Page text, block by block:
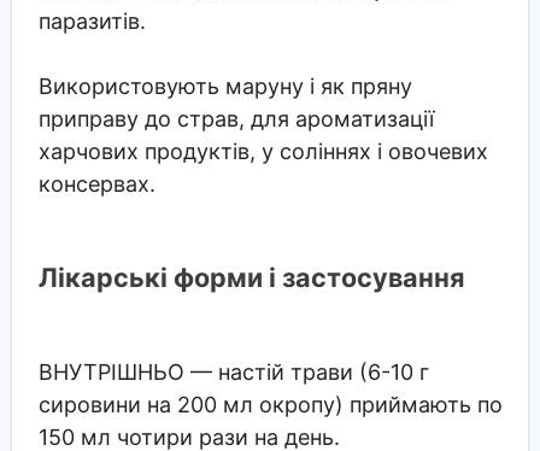
паразитів.
Використовують маруну і як пряну
приправу до страв, для ароматизації
харчових продуктів, у соліннях і овочевих
консервах.
Лікарські форми і застосування
ВНУТРІШНЬО — настій трави (6-10 г
сировини на 200 мл окропу) приймають по
150 мл чотири рази на день.